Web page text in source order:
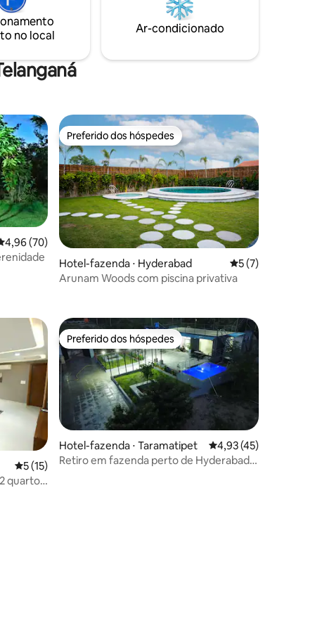
livre
uma política rígida de apenas 3 garrafas
de bebidas alcoólicas compradas na loja
nas proximidades Os eventos podem ser
no local
Ar-condicionado
de uma avaliação média de 5, 70 avaliações
4,96 (70)
Preferido dos hóspedes
Preferido dos hóspedes
Hotel-fazenda ⋅ Hyderabad 5 de uma
5 (7)
Arunam Woods com piscina privativa
5 de uma avaliação média de 5, 15 avaliações
5 (15)
quartos
Preferido dos hóspedes
Preferido dos hóspedes
Hotel-fazenda ⋅ Taramatipet 4,93 de uma
4,93 (45)
Retiro em fazenda perto de Hyderabad: